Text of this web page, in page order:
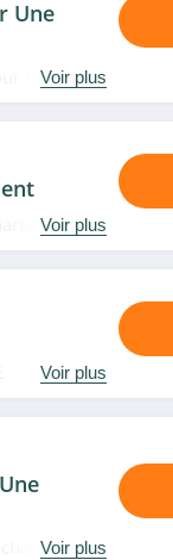
Une
homme
Voir plus
de
Voir plus
Voir plus
Voir plus